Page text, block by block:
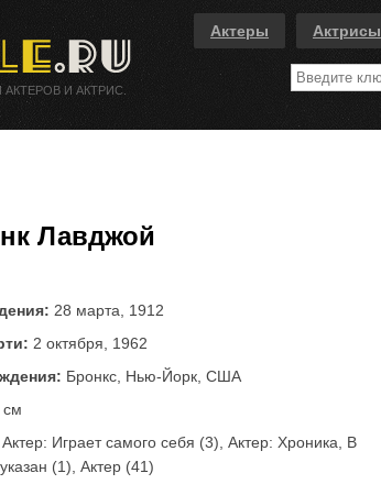
Актеры Актрисы
Лавджой
28 марта, 1912
2 октября, 1962
Бронкс, Нью-Йорк, США
см
Актер: Играет самого себя (3), Актер: Хроника, В
(1), Актер (41)
И АКТРИС.